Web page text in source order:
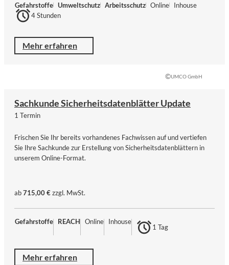
Gefahrstoffe Umweltschutz Arbeitsschutz Online
Inhouse
4 Stunden
Mehr erfahren
©UMCO GmbH
Sachkunde Sicherheitsdatenblätter Update
1 Termin
Frischen Sie Ihr bereits vorhandenes Fachwissen auf und vertiefen
Sie Ihre Sachkunde zur Erstellung von Sicherheitsdatenblättern in
unserem Online-Format.
ab715,00 €zzgl. MwSt.
Gefahrstoffe REACH Online Inhouse
1 Tag
Mehr erfahren